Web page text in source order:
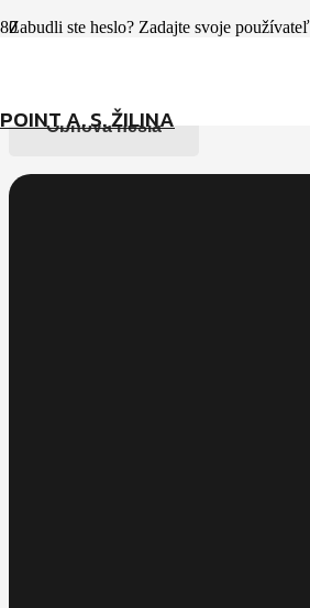
POINT A. S. ŽILINA
Zabudli ste heslo? Zadajte svoje
Obnova hesla